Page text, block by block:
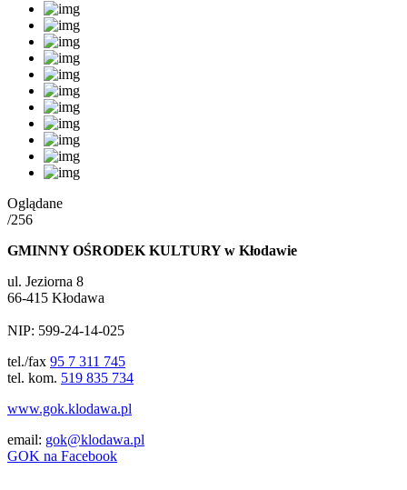
Oglądane
/256
GMINNY OŚRODEK KULTURY w Kłodawie
ul. Jeziorna 8
66-415 Kłodawa
NIP: 599-24-14-025
tel./fax 95 7 311 745
tel. kom. 519 835 734
www.gok.klodawa.pl
email: gok@klodawa.pl
GOK na Facebook